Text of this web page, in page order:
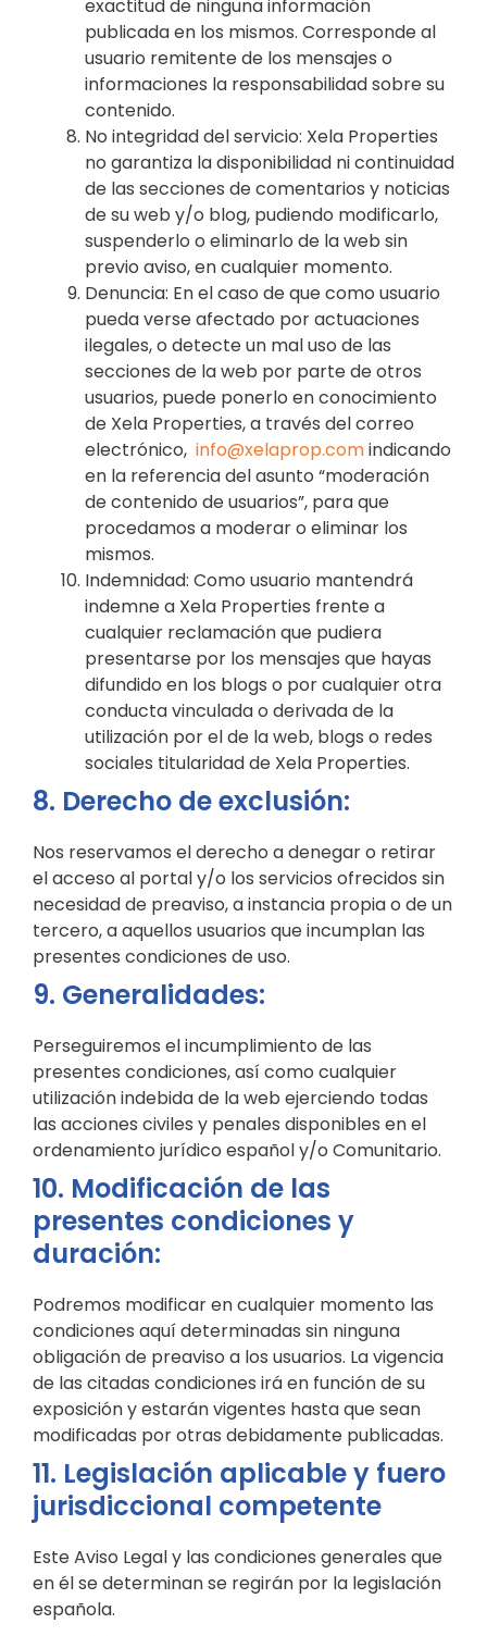
exactitud de ninguna información
publicada en los mismos. Corresponde al
usuario remitente de los mensajes o
informaciones la responsabilidad sobre su
contenido.
No integridad del servicio: Xela Properties
no garantiza la disponibilidad ni continuidad
de las secciones de comentarios y noticias
de su web y/o blog, pudiendo modificarlo,
suspenderlo o eliminarlo de la web sin
previo aviso, en cualquier momento.
Denuncia: En el caso de que como usuario
pueda verse afectado por actuaciones
ilegales, o detecte un mal uso de las
secciones de la web por parte de otros
usuarios, puede ponerlo en conocimiento
de Xela Properties, a través del correo
electrónico, info@xelaprop.comindicando
en la referencia del asunto “moderación
de contenido de usuarios”, para que
procedamos a moderar o eliminar los
mismos.
Indemnidad: Como usuario mantendrá
indemne a Xela Properties frente a
cualquier reclamación que pudiera
presentarse por los mensajes que hayas
difundido en los blogs o por cualquier otra
conducta vinculada o derivada de la
utilización por el de la web, blogs o redes
sociales titularidad de Xela Properties.
8. Derecho de exclusión:
Nos reservamos el derecho a denegar o retirar
el acceso al portal y/o los servicios ofrecidos sin
necesidad de preaviso, a instancia propia o de un
tercero, a aquellos usuarios que incumplan las
presentes condiciones de uso.
9. Generalidades:
Perseguiremos el incumplimiento de las
presentes condiciones, así como cualquier
utilización indebida de la web ejerciendo todas
las acciones civiles y penales disponibles en el
ordenamiento jurídico español y/o Comunitario.
10. Modificación de las
presentes condiciones y
duración:
Podremos modificar en cualquier momento las
condiciones aquí determinadas sin ninguna
obligación de preaviso a los usuarios. La vigencia
de las citadas condiciones irá en función de su
exposición y estarán vigentes hasta que sean
modificadas por otras debidamente publicadas.
11. Legislación aplicable y fuero
jurisdiccional competente
Este Aviso Legal y las condiciones generales que
en él se determinan se regirán por la legislación
española.